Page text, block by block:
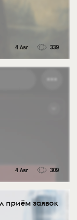
4 Авг 339
4 Авг 309
приём заявок